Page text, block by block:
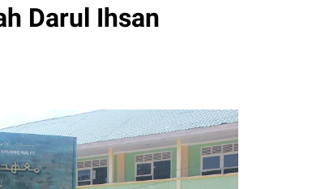
Darul Ihsan